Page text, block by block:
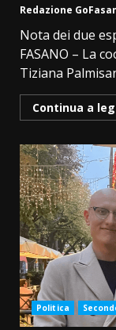
Redazione
Nota dei due
FASANO – La
Tiziana
Continua a
Politica